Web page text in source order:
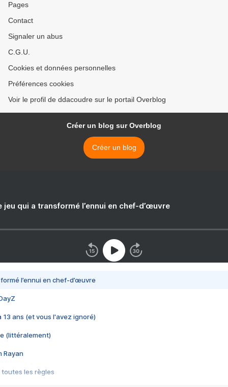
Pages
Contact
Signaler un abus
C.G.U.
Cookies et données personnelles
Préférences cookies
Voir le profil de ddacoudre sur le portail Overblog
Créer un blog sur Overblog
Créer un blog
jeu qui a transformé l’ennui en chef-d’œuvre
l’ennui en chef-d’œuvre
13 ans (et vous l'avez ignoré)
(littéralement)
Rayan
toutes les règles